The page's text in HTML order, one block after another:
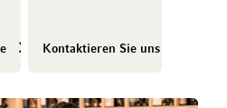
Kontaktieren Sie uns